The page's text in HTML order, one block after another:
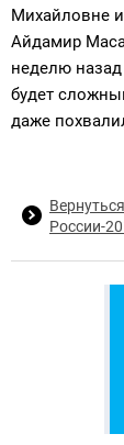
Михайловне
Айдамир
неделю
будет
даже
России-